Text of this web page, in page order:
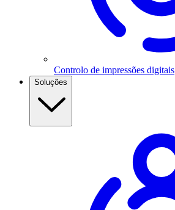
Controlo de impressões digitais
Soluções